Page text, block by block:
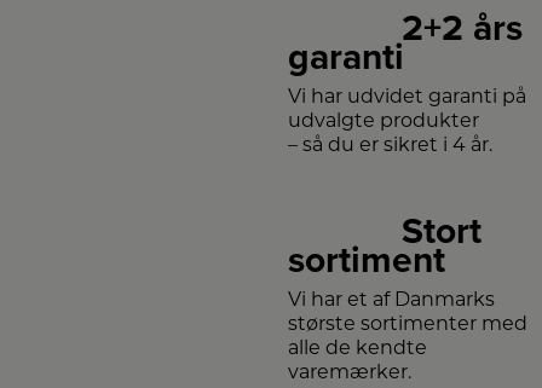
2+2 års
garanti
Vi har udvidet garanti på
udvalgte produkter
– så du er sikret i 4 år.
Stort
sortiment
Vi har et af Danmarks
største sortimenter med
alle de kendte
varemærker.